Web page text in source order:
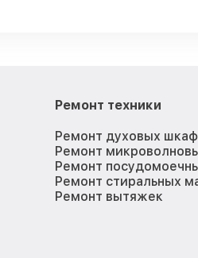
Ремонт техники
Ремонт духовых
Ремонт
Ремонт
Ремонт стиральных
Ремонт вытяжек